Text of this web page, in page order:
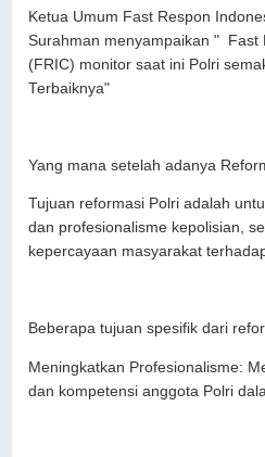
Ketua Umum Fast Respon
Surahman menyampaikan " Fast
(FRIC) monitor saat ini Polri
Terbaiknya"
Yang mana setelah adanya
Tujuan reformasi Polri adalah
dan profesionalisme kepolisian,
kepercayaan masyarakat
Beberapa tujuan spesifik dari
Meningkatkan Profesionalisme:
dan kompetensi anggota Polri